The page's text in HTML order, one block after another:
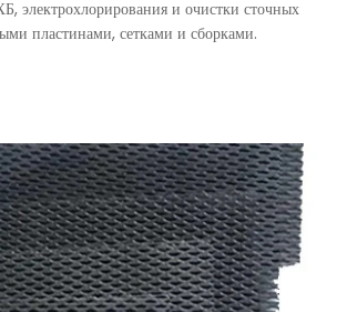
электрохлорирования и очистки сточных
пластинами, сетками и сборками.